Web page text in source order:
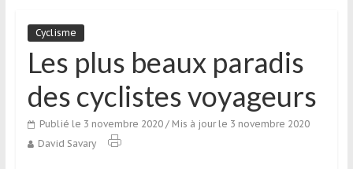
média
sur
tourisme
sportif
qui
s’adresse
Cyclisme
Les plus beaux paradis
des cyclistes voyageurs
Publié le 3 novembre 2020/ Mis à jour le 3 novembre 2020
David Savary